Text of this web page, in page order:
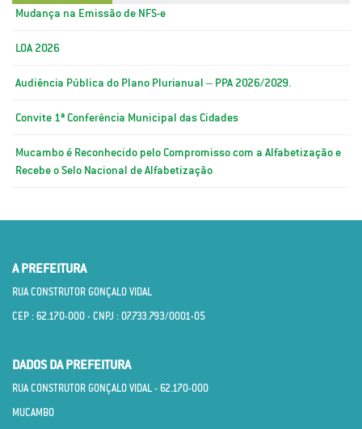
Mudança na Emissão de NFS-e
LOA 2026
Audiência Pública do Plano Plurianual – PPA 2026/2029.
Convite 1ª Conferência Municipal das Cidades
Mucambo é Reconhecido pelo Compromisso com a Alfabetização e
Recebe o Selo Nacional de Alfabetização
A PREFEITURA
RUA CONSTRUTOR GONÇALO VIDAL
CEP : 62.170­-000 - CNPJ : 07.733.793/0001­-05
DADOS DA PREFEITURA
RUA CONSTRUTOR GONÇALO VIDAL - 62.170­-000
MUCAMBO